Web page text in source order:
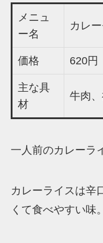
メニュ
ー名
カレ
価格 620円
主な具
材
牛肉
一人前のカレーラ
カレーライスは辛
くて食べやすい味。